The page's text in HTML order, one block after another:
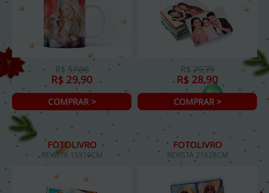
R$ 57,90
R$ 29,90
COMPRAR >
R$ 79,79
R$ 28,90
COMPRAR >
FOTOLIVRO
REVISTA 15X19CM
FOTOLIVRO
REVISTA 21X28CM